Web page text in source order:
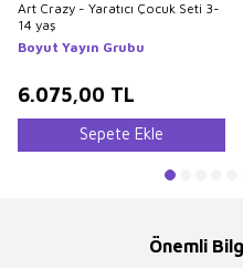
Art Crazy - Yaratıcı Çocuk Seti 3-
14 yaş
Boyut Yayın Grubu
6.075,00 TL
Sepete Ekle
Önemli